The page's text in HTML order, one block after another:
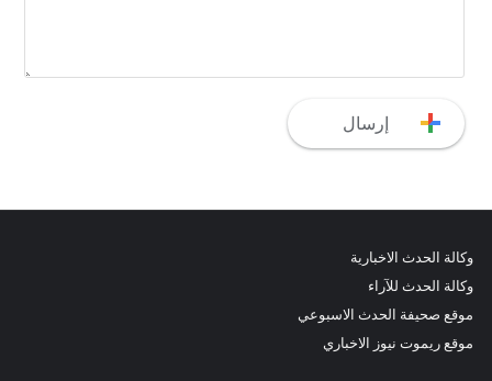
وكالة الحدث الاخبارية
وكالة الحدث للآراء
موقع صحيفة الحدث الاسبوعي
موقع ريموت نيوز الاخباري